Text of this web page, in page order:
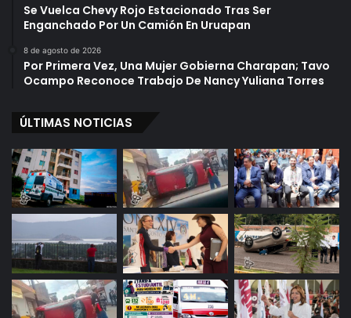
Se Vuelca Chevy Rojo Estacionado Tras Ser
Enganchado Por Un Camión En Uruapan
8 de agosto de 2026
Por Primera Vez, Una Mujer Gobierna Charapan; Tavo
Ocampo Reconoce Trabajo De Nancy Yuliana Torres
ÚLTIMAS NOTICIAS